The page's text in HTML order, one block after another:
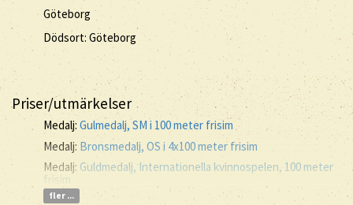
Göteborg
Dödsort: Göteborg
Priser/utmärkelser
Medalj: Gulmedalj, SM i 100 meter frisim
Medalj: Bronsmedalj, OS i 4x100 meter frisim
Medalj: Guldmedalj, Internationella kvinnospelen, 100 meter
frisim
fler ...